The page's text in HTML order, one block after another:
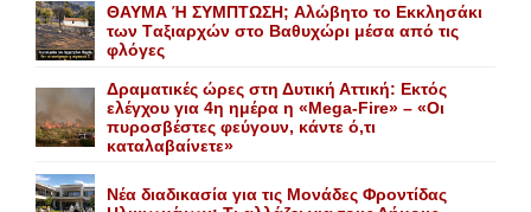
ΘΑΥΜΑ Ή ΣΥΜΠΤΩΣΗ; Aλώβητο το Eκκλησάκι
των Tαξιαρχών στο Bαθυχώρι μέσα από τις
φλόγες
Δραματικές ώρες στη Δυτική Αττική: Εκτός
ελέγχου για 4η ημέρα η «Mega-Fire» – «Οι
πυροσβέστες φεύγουν, κάντε ό,τι
καταλαβαίνετε»
Nέα διαδικασία για τις Mονάδες Φροντίδας